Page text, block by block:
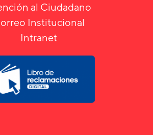
al Ciudadano
Institucional
Intranet